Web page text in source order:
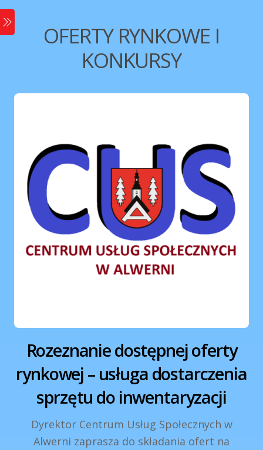
Skip
to
OFERTY RYNKOWE I
KONKURSY
Rozeznanie dostępnej oferty
rynkowej – usługa dostarczenia
sprzętu do inwentaryzacji
Dyrektor Centrum Usług Społecznych w
Alwerni zaprasza do składania ofert na